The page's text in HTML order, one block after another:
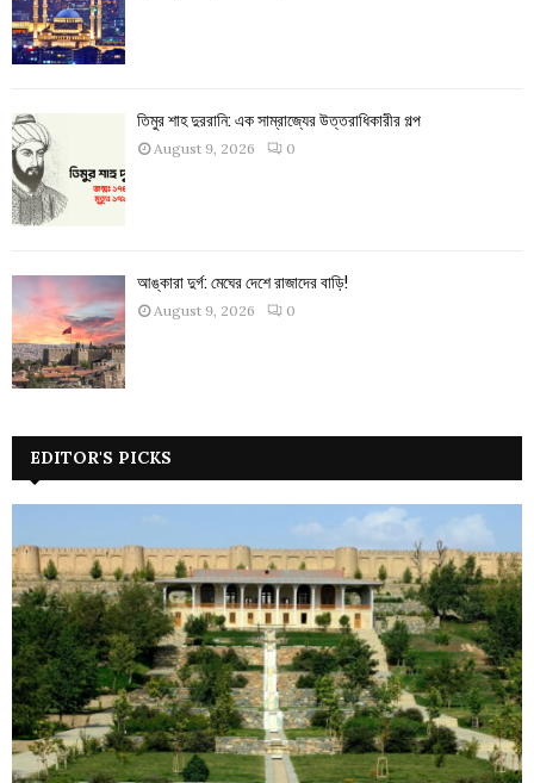
তিমুর শাহ দুররানি: এক সাম্রাজ্যের উত্তরাধিকারীর গল্প
August 9, 2026 0
আঙ্কারা দুর্গ: মেঘের দেশে রাজাদের বাড়ি!
August 9, 2026 0
EDITOR'S PICKS